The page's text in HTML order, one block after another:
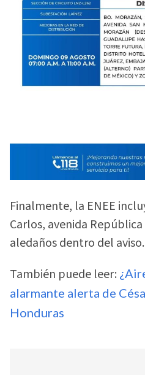
Finalmente, la ENEE
Carlos, avenida
aledaños dentro del aviso.
También puede leer:
alarmante alerta de
Honduras